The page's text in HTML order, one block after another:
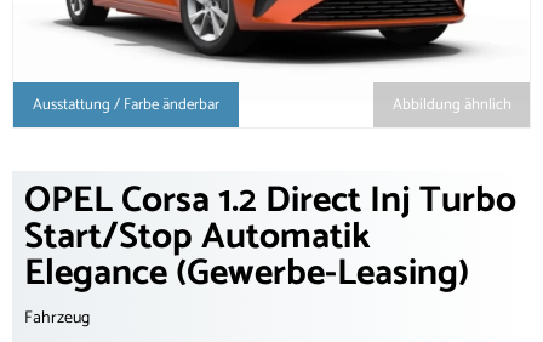
Abbildung ähnlich
Ausstattung / Farbe änderbar
OPEL Corsa 1.2 Direct Inj Turbo
Start/Stop Automatik
Elegance (Gewerbe-Leasing)
Fahrzeug